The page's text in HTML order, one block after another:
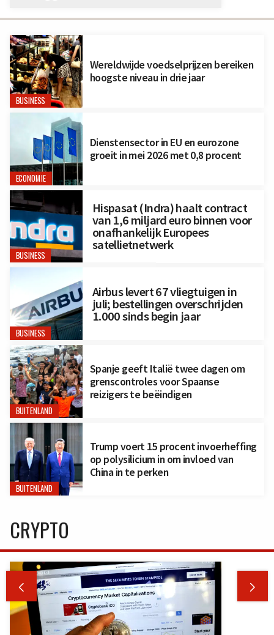
BUSINESS
Wereldwijde voedselprijzen bereiken
hoogste niveau in drie jaar
ECONOMIE
Dienstensector in EU en eurozone
groeit in mei 2026 met 0,8 procent
BUSINESS
Hispasat (Indra) haalt contract
van 1,6 miljard euro binnen voor
onafhankelijk Europees
satellietnetwerk
BUSINESS
Airbus levert 67 vliegtuigen in
juli; bestellingen overschrijden
1.000 sinds begin jaar
BUITENLAND
Spanje geeft Italië twee dagen om
grenscontroles voor Spaanse
reizigers te beëindigen
BUITENLAND
Trump voert 15 procent invoerheffing
op polysilicium in om invloed van
China in te perken
CRYPTO
 